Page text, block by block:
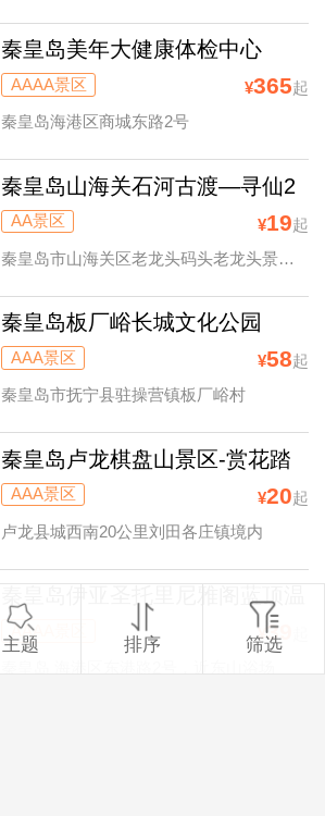
秦皇岛美年大健康体检中心
AAAA景区 ¥365起
秦皇岛海港区商城东路2号
秦皇岛山海关石河古渡—寻仙2
号游船
AA景区 ¥19起
秦皇岛市山海关区老龙头码头老龙头景区停车场进入
秦皇岛板厂峪长城文化公园
AAA景区 ¥58起
秦皇岛市抚宁县驻操营镇板厂峪村
秦皇岛卢龙棋盘山景区-赏花踏
青AAA景区 ¥20起
卢龙县城西南20公里刘田各庄镇境内
秦皇岛伊亚圣托里尼雅阁蓝顶温
泉AAAA景区 ¥39
主题 排序 筛选